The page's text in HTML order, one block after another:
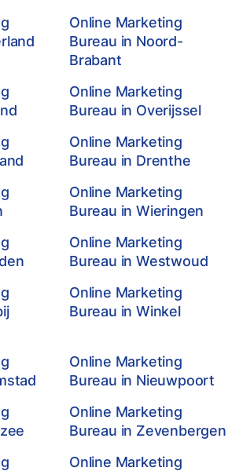
Online Marketing
Bureau in Noord-
Brabant
Online Marketing
Bureau in Overijssel
Online Marketing
Bureau in Drenthe
Online Marketing
Bureau in Wieringen
Online Marketing
Bureau in Westwoud
Online Marketing
Bureau in Winkel
Online Marketing
Bureau in Nieuwpoort
Online Marketing
Bureau in Zevenbergen
Online Marketing